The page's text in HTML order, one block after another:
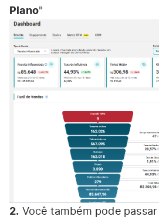
Plano"
2. Você também pode